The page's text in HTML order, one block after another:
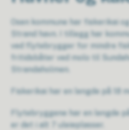
Osen kommune har fiskerikai
Strand havn. I tillegg har
ved flytebrygger for mindre
fritidsbåter ved molo til
Strandaholmen.
Fiskerikai har en lengde på 18
Flytebryggene har en lengde
er det i alt 7 uleieplasser.